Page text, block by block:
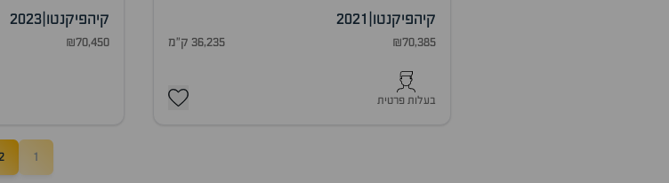
קיהפיקנטו 2021
₪70,385 36,235 ק"מ
בעלות פרטית
קיהפיקנטו 2023
₪70,450
1